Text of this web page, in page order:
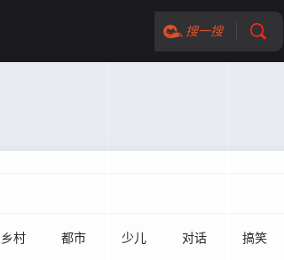
搜一搜
乡村 都市 少儿 对话 搞笑